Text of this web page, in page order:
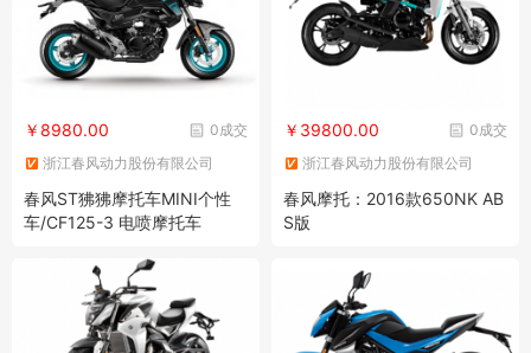
0成交
￥8980.00
浙江春风动力股份有限公司
春风ST狒狒摩托车MINI个性
车/CF125-3 电喷摩托车
0成交
￥39800.00
浙江春风动力股份有限公司
春风摩托：2016款650NK AB
S版